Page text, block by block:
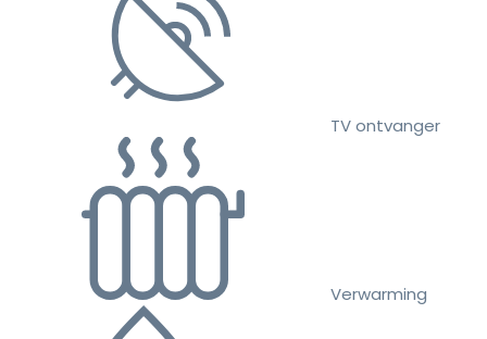
TV ontvanger
Verwarming